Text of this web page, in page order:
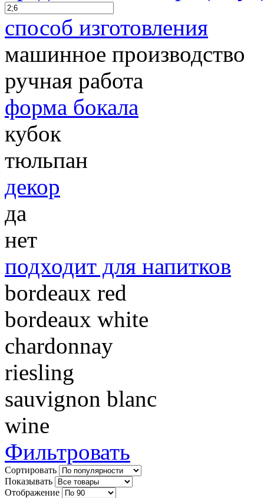
способ изготовления
машинное производство
ручная работа
форма бокала
кубок
тюльпан
декор
да
нет
подходит для напитков
bordeaux red
bordeaux white
chardonnay
riesling
sauvignon blanc
wine
Фильтровать
Сортировать
Показывать
Отображение